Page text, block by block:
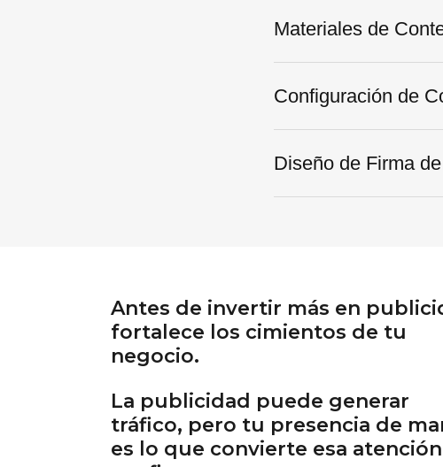
Materiales de
Configuración de
Diseño de Firma
Antes de invertir más en
fortalece los cimientos de tu
negocio.
La publicidad puede generar
tráfico, pero tu presencia de
es lo que convierte esa